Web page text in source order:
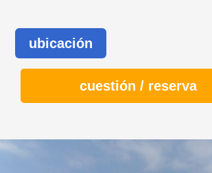
ubicación
cuestión / reserva